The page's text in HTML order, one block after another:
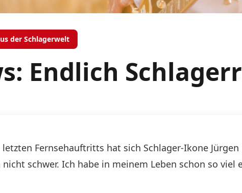
der Schlagerwelt
Endlich
Fernsehauftritts hat sich Schlager-Ikone
schwer. Ich habe in meinem Leben schon so